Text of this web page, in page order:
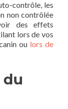
contrôle, les
non contrôlée
des effets
lors de vos
ou lors de